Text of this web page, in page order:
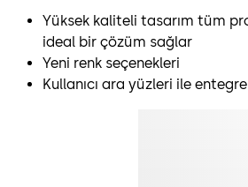
Yüksek kaliteli tasarım tüm
ideal bir çözüm sağlar
Yeni renk seçenekleri
Kullanıcı ara yüzleri ile